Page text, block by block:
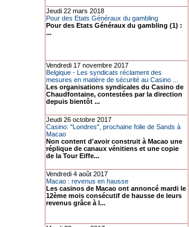
Jeudi 22 mars 2018
Pour des Etats Généraux du gambling
Pour des Etats Généraux du gambling (1) :
...
Vendredi 17 novembre 2017
Belgique - Les syndicats réclament des
mesures en matière de sécurité au Casino ...
Les organisations syndicales du Casino de
Chaudfontaine, contestées par la direction
depuis bientôt ...
Jeudi 26 octobre 2017
Casino: "Londres", prochaine folie de Sands à
Macao
Non content d'avoir construit à Macao une
réplique de canaux vénitiens et une copie
de la Tour Eiffe...
Vendredi 4 août 2017
Macao : revenus en hausse
Les casinos de Macao ont annoncé mardi le
12ème mois consécutif de hausse de leurs
revenus grâce à l...